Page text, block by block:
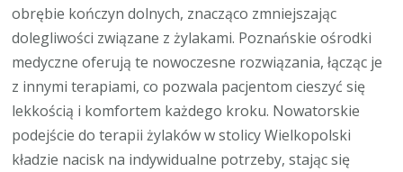
obrębie kończyn dolnych, znacząco zmniejszając
dolegliwości związane z żylakami. Poznańskie ośrodki
medyczne oferują te nowoczesne rozwiązania, łącząc je
z innymi terapiami, co pozwala pacjentom cieszyć się
lekkością i komfortem każdego kroku. Nowatorskie
podejście do terapii żylaków w stolicy Wielkopolski
kładzie nacisk na indywidualne potrzeby, stając się